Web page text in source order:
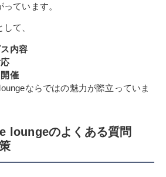
ています。
て、
内容
催
ならではの魅力が際立っていま
loungeのよくある質問